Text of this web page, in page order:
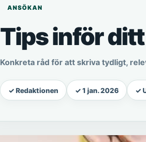
ANSÖKAN
Tips inför
Konkreta råd för att skriva tydligt,
✓ Redaktionen ✓ 1 jan. 2026 ✓